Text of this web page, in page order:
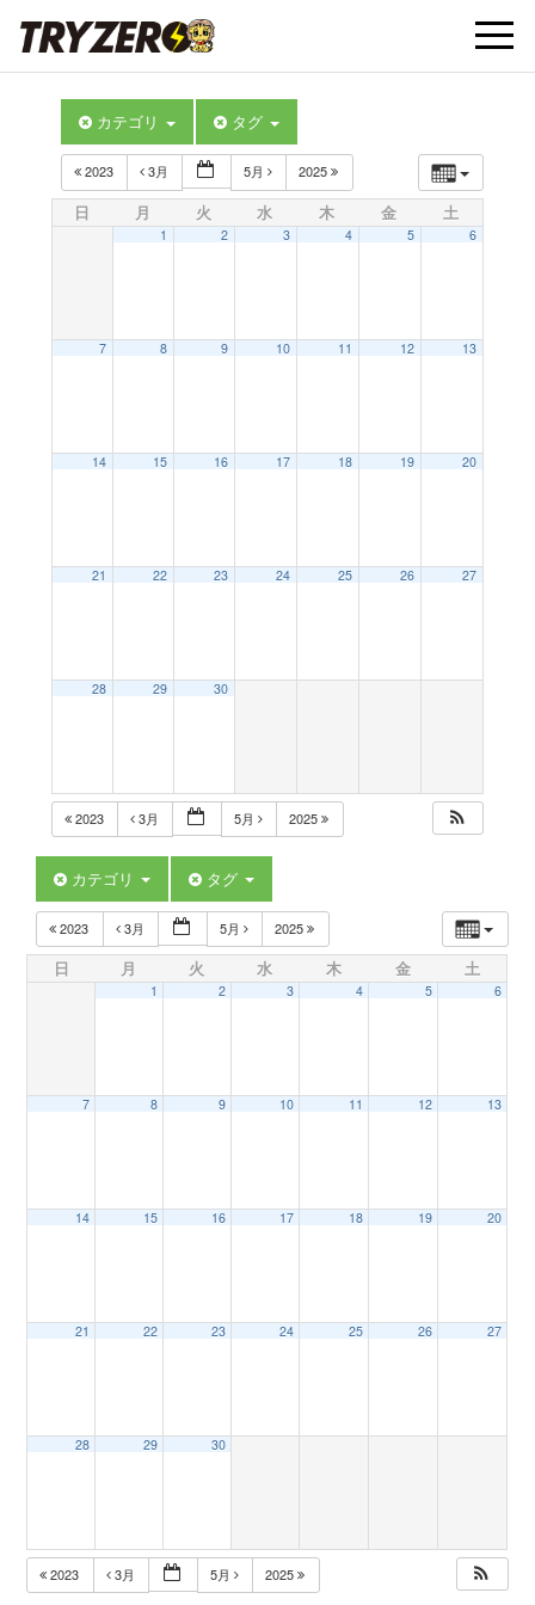
t
t
i
カテゴリ タグ
2023 3月 5月 2025
日 月 火 水 木 金 土
1 2 3 4 5 6
7 8 9 10 11 12 13
14 15 16 17 18 19 20
21 22 23 24 25 26 27
28 29 30
2023 3月 5月 2025
カテゴリ タグ
2023 3月 5月 2025
日 月 火 水 木 金 土
1 2 3 4 5 6
7 8 9 10 11 12 13
14 15 16 17 18 19 20
21 22 23 24 25 26 27
28 29 30
2023 3月 5月 2025